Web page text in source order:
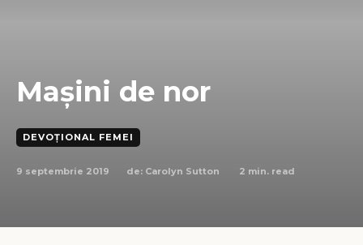
Mașini de nor
DEVOȚIONAL FEMEI
9 septembrie 2019 de: Carolyn Sutton 2 min. read